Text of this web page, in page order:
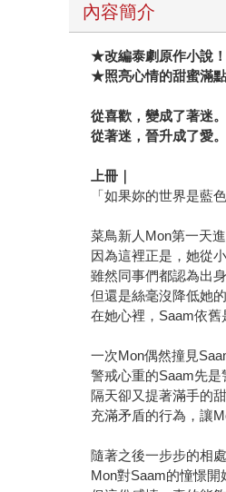
內容簡介
★改編泰劇原作小說！
★照亮心情的甜蜜滿
從喜歡，變成了著迷。
從著迷，晉升成了愛。
上冊｜
「如果妳的世界是藍
菜鳥新人Mon第一天
因為這裡正是，她從
雖然同事們都認為出
但還是絲毫沒降低她的
在她心裡，Saam依舊
一次Mon偶然撞見
警戒心重的Saam先是
隔天卻又提著滿手的
充滿矛盾的行為，讓
隨著之後一步步的相
Mon對Saam的憧憬開